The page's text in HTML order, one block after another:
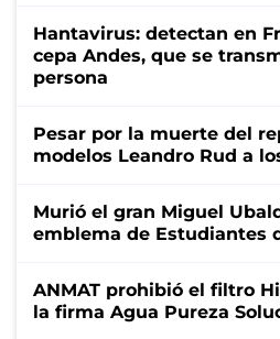
Hantavirus: detectan en
cepa Andes, que se
persona
Pesar por la muerte del
modelos Leandro Rud a
Murió el gran Miguel
emblema de Estudiantes
ANMAT prohibió el filtro
la firma Agua Pureza